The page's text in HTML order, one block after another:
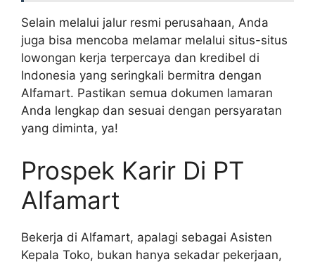
Selain melalui jalur resmi perusahaan, Anda
juga bisa mencoba melamar melalui situs-situs
lowongan kerja terpercaya dan kredibel di
Indonesia yang seringkali bermitra dengan
Alfamart. Pastikan semua dokumen lamaran
Anda lengkap dan sesuai dengan persyaratan
yang diminta, ya!
Prospek Karir Di PT
Alfamart
Bekerja di Alfamart, apalagi sebagai Asisten
Kepala Toko, bukan hanya sekadar pekerjaan,